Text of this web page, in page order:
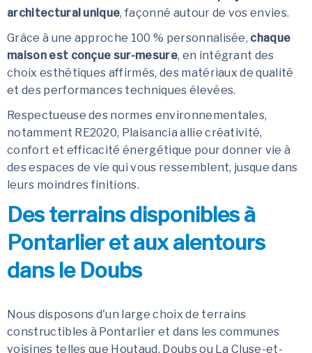
architectural unique, façonné autour de vos envies.
Grâce à une approche 100 % personnalisée, chaque
maison est conçue sur-mesure, en intégrant des
choix esthétiques affirmés, des matériaux de qualité
et des performances techniques élevées.
Respectueuse des normes environnementales,
notamment RE2020, Plaisancia allie créativité,
confort et efficacité énergétique pour donner vie à
des espaces de vie qui vous ressemblent, jusque dans
leurs moindres finitions.
Des terrains disponibles à
Pontarlier et aux alentours
dans le Doubs
Nous disposons d'un large choix de terrains
constructibles à Pontarlier et dans les communes
voisines telles que Houtaud, Doubs ou La Cluse-et-